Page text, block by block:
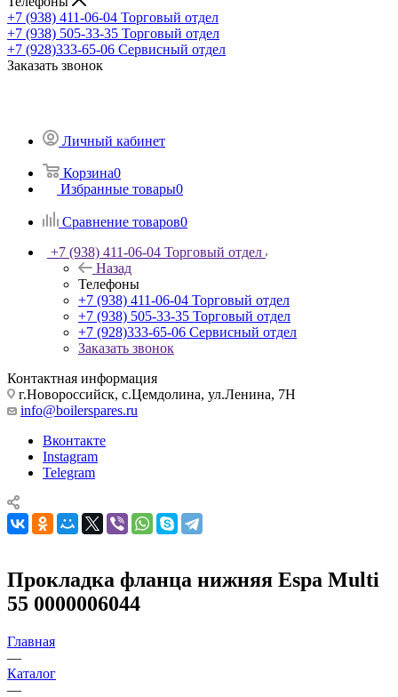
+7 (938) 411-06-04 Торговый отдел
+7 (938) 505-33-35 Торговый отдел
+7 (928)333-65-06 Сервисный отдел
Заказать звонок
Личный кабинет
Корзина0
Избранные товары0
Сравнение товаров0
+7 (938) 411-06-04 Торговый отдел
Назад
Телефоны
+7 (938) 411-06-04 Торговый отдел
+7 (938) 505-33-35 Торговый отдел
+7 (928)333-65-06 Сервисный отдел
Заказать звонок
Контактная информация
г.Новороссийск, с.Цемдолина, ул.Ленина, 7Н
info@boilerspares.ru
Вконтакте
Instagram
Telegram
Прокладка фланца нижняя Espa Multi
55 0000006044
Главная
—
Каталог
—